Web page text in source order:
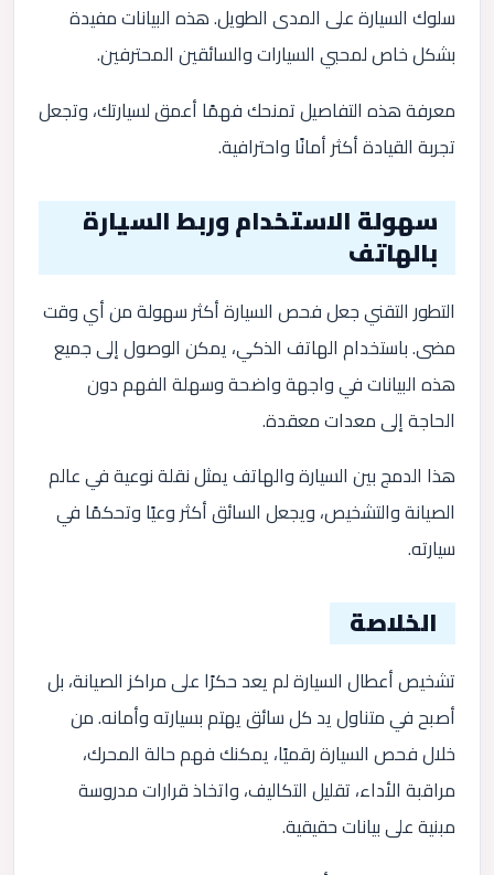
سلوك السيارة على المدى الطويل. هذه البيانات مفيدة
بشكل خاص لمحبي السيارات والسائقين المحترفين.
معرفة هذه التفاصيل تمنحك فهمًا أعمق لسيارتك، وتجعل
تجربة القيادة أكثر أمانًا واحترافية.
سهولة الاستخدام وربط السيارة
بالهاتف
التطور التقني جعل فحص السيارة أكثر سهولة من أي وقت
مضى. باستخدام الهاتف الذكي، يمكن الوصول إلى جميع
هذه البيانات في واجهة واضحة وسهلة الفهم دون
الحاجة إلى معدات معقدة.
هذا الدمج بين السيارة والهاتف يمثل نقلة نوعية في عالم
الصيانة والتشخيص، ويجعل السائق أكثر وعيًا وتحكمًا في
سيارته.
الخلاصة
تشخيص أعطال السيارة لم يعد حكرًا على مراكز الصيانة، بل
أصبح في متناول يد كل سائق يهتم بسيارته وأمانه. من
خلال فحص السيارة رقميًا، يمكنك فهم حالة المحرك،
مراقبة الأداء، تقليل التكاليف، واتخاذ قرارات مدروسة
مبنية على بيانات حقيقية.